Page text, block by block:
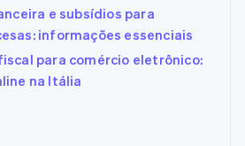
e subsídios para
informações essenciais
para comércio eletrônico:
na Itália